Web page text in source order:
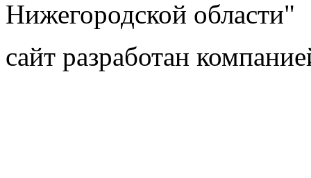
Нижегородской области"
сайт разработан